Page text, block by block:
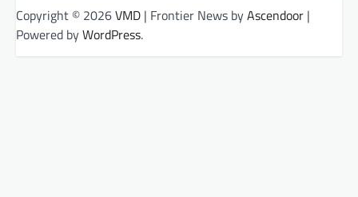
Copyright © 2026VMD | Frontier News byAscendoor |
Powered byWordPress.